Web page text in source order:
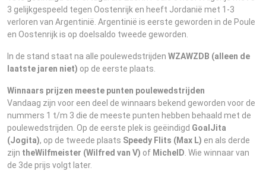
3 gelijkgespeeld tegen Oostenrijk en heeft Jordanië met 1-3
verloren van Argentinië. Argentinië is eerste geworden in de Poule
en Oostenrijk is op doelsaldo tweede geworden.
In de stand staat na alle poulewedstrijden WZAWZDB (alleen de
laatste jaren niet) op de eerste plaats.
Winnaars prijzen meeste punten poulewedstrijden
Vandaag zijn voor een deel de winnaars bekend geworden voor de
nummers 1 t/m 3 die de meeste punten hebben behaald met de
poulewedstrijden. Op de eerste plek is geëindigd GoalJita
(Jogita), op de tweede plaats Speedy Flits (Max L) en als derde
zijn theWilfmeister (Wilfred van V) of MichelD . Wie winnaar van
de 3de prijs volgt later.